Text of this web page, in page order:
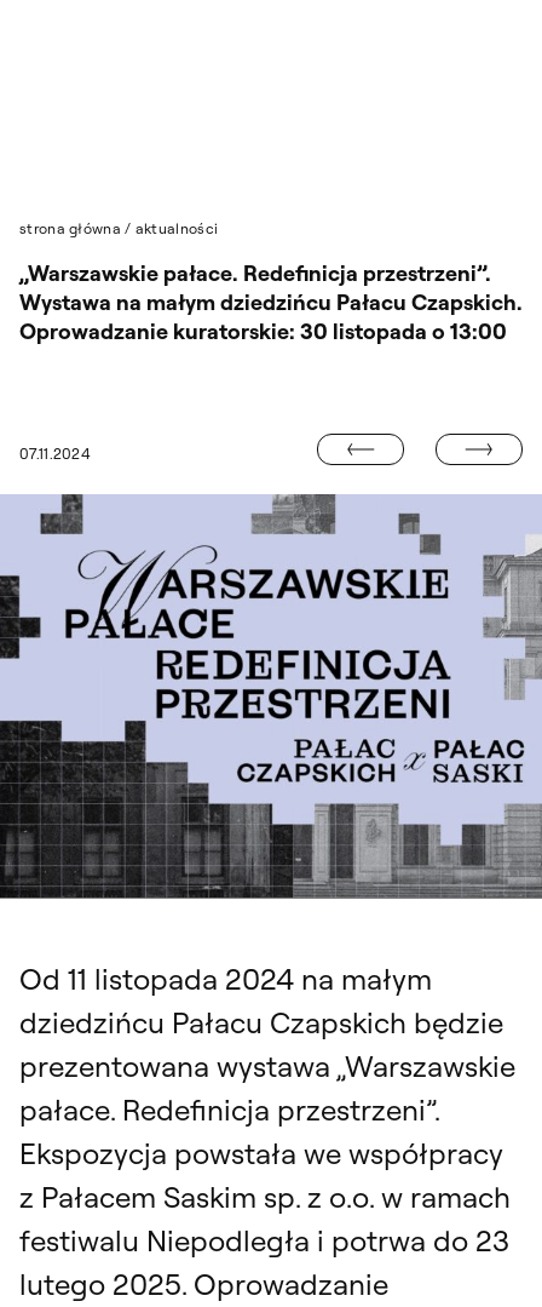
strona główna / aktualności
07.11.2024
„Warszawskie pałace. Redefinicja przestrzeni”.
Wystawa na małym dziedzińcu Pałacu Czapskich.
Oprowadzanie kuratorskie: 30 listopada o 13:00
W MINISTERSTWIE SPRAW ZAGRANICZNYCH
WYSTAWA
„Warszawskie pałace. Redefinicja przestrzeni”, wystawa. Pałac Czapskich,
mały dziedziniec, ul. Krakowskie Przedmieście 5 11 listopada 2024 – 23
lutego 2025
Od 11 listopada 2024 na małym
dziedzińcu Pałacu Czapskich będzie
prezentowana wystawa „Warszawskie
pałace. Redefinicja przestrzeni”.
Ekspozycja powstała we współpracy
z Pałacem Saskim sp. z o.o. w ramach
festiwalu Niepodległa i potrwa do 23
lutego 2025. Oprowadzanie